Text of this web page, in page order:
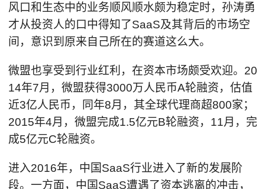
风口和生态中的业务顺风顺水颇为稳定时，孙涛勇
才从投资人的口中得知了SaaS及其背后的市场空
间，意识到原来自己所在的赛道这么大。
微盟也享受到行业红利，在资本市场颇受欢迎。20
14年7月，微盟获得3000万人民币A轮融资，估值
近3亿人民币，同年8月，其全球代理商超800家；
2015年4月，微盟完成1.5亿元B轮融资，11月，完
成5亿元C轮融资。
进入2016年，中国SaaS行业进入了新的发展阶
段。一方面，中国SaaS遭遇了资本逃离的冲击，